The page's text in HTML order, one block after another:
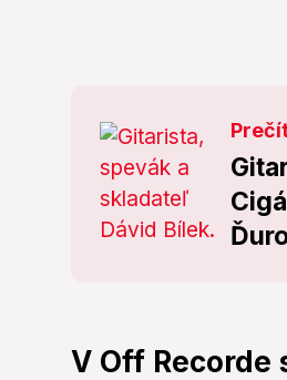
V Off Recorde